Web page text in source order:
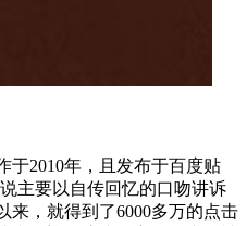
于2010年，且发布于百度贴
主要以自传回忆的口吻讲诉
来，就得到了6000多万的点击